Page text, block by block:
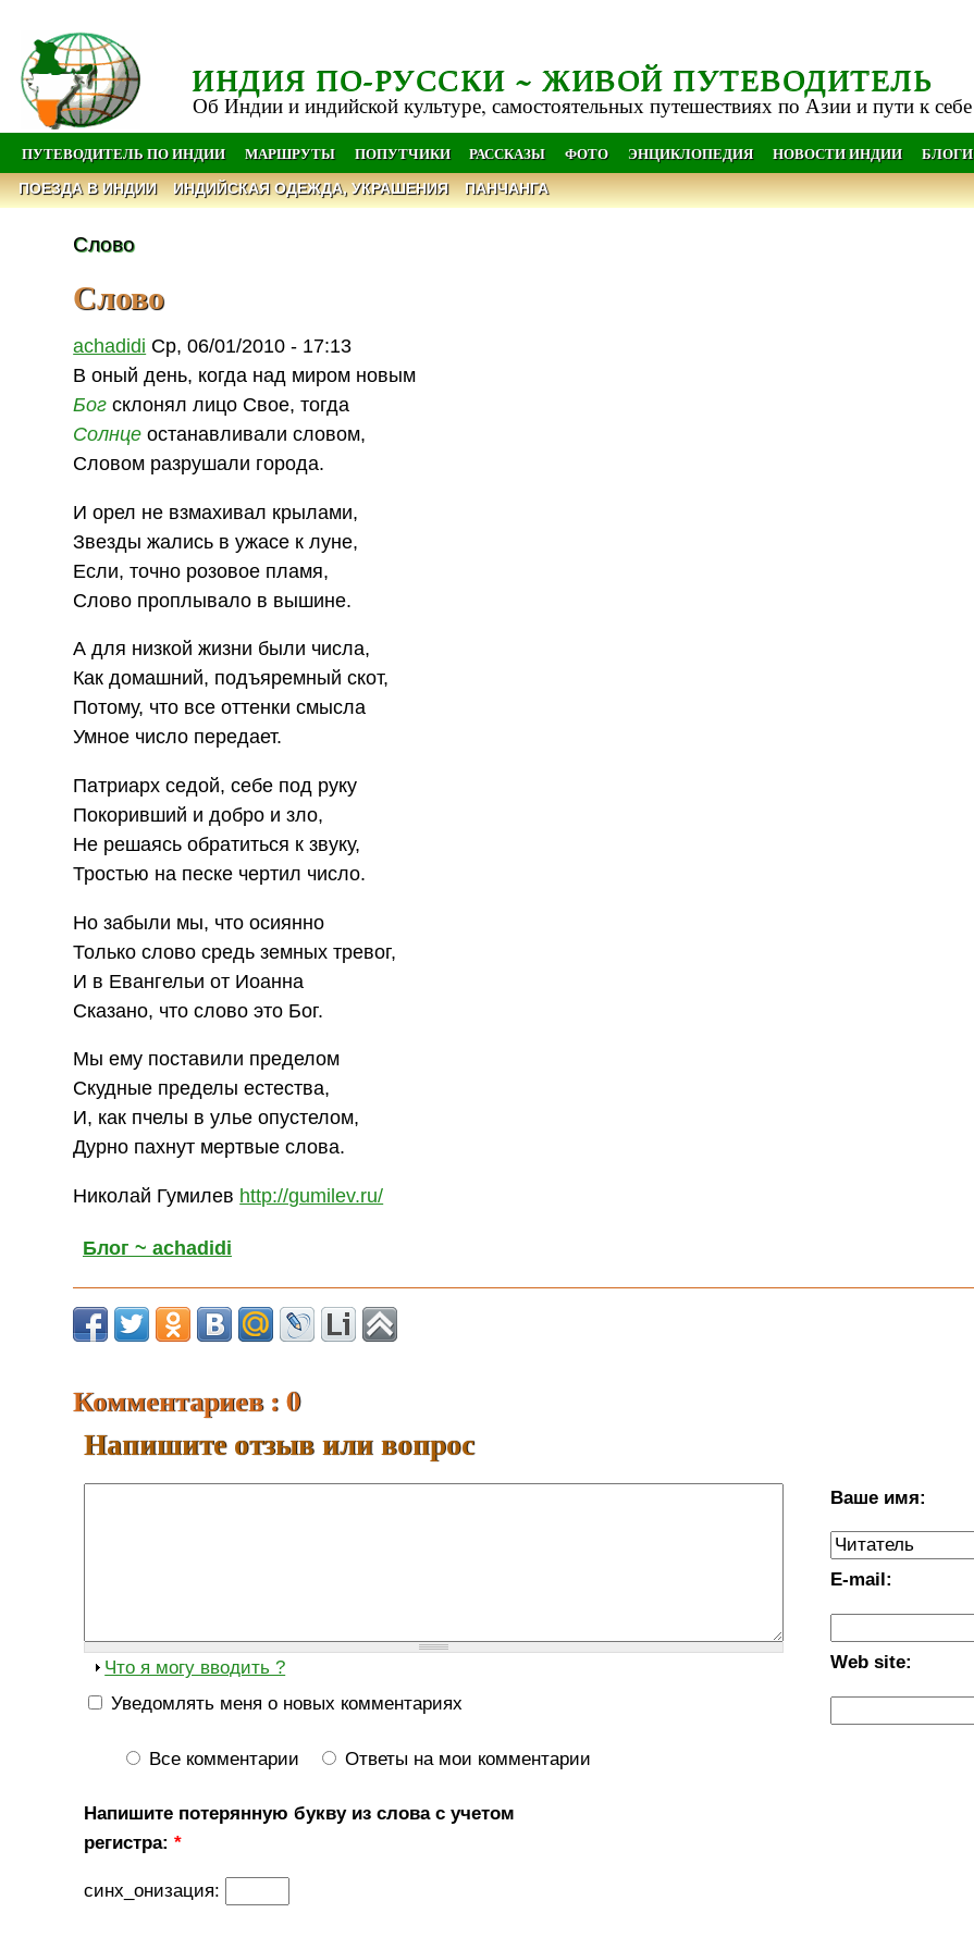
ИНДИЯ ПО-РУССКИ ~ ЖИВОЙ ПУТЕВОДИТЕЛЬ
Об Индии и индийской культуре, самостоятельных путешествиях по Азии и пути к себе
ПУТЕВОДИТЕЛЬ ПО ИНДИИ МАРШРУТЫ ПОПУТЧИКИ РАССКАЗЫ ФОТО ЭНЦИКЛОПЕДИЯ НОВОСТИ ИНДИИ БЛОГИ
ПОЕЗДА В ИНДИИ ИНДИЙСКАЯ ОДЕЖДА, УКРАШЕНИЯ ПАНЧАНГА
Слово
Слово
achadidi Ср, 06/01/2010 - 17:13
В оный день, когда над миром новым
Бог склонял лицо Свое, тогда
Солнце останавливали словом,
Словом разрушали города.
И орел не взмахивал крылами,
Звезды жались в ужасе к луне,
Если, точно розовое пламя,
Слово проплывало в вышине.
А для низкой жизни были числа,
Как домашний, подъяремный скот,
Потому, что все оттенки смысла
Умное число передает.
Патриарх седой, себе под руку
Покоривший и добро и зло,
Не решаясь обратиться к звуку,
Тростью на песке чертил число.
Но забыли мы, что осиянно
Только слово средь земных тревог,
И в Евангельи от Иоанна
Сказано, что слово это Бог.
Мы ему поставили пределом
Скудные пределы естества,
И, как пчелы в улье опустелом,
Дурно пахнут мертвые слова.
Николай Гумилев http://gumilev.ru/
Блог ~ achadidi
Комментариев : 0
Напишите отзыв или вопрос
Ваше имя:
E-mail:
Web site:
Что я могу вводить ?
Уведомлять меня о новых комментариях
Все комментарии Ответы на мои комментарии
Напишите потерянную букву из слова с учетом
регистра:*
синх_онизация: